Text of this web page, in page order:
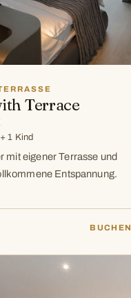
Terrace
1 Kind
mit eigener Terrasse und
Entspannung.
BUCHEN